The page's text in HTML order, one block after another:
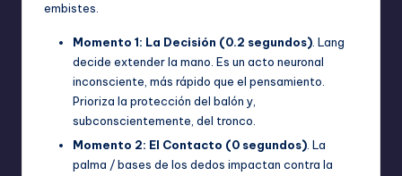
embistes.
Momento 1: La Decisión (0.2 segundos). Lang
decide extender la mano. Es un acto neuronal
inconsciente, más rápido que el pensamiento.
Prioriza la protección del balón y,
subconscientemente, del tronco.
Momento 2: El Contacto (0 segundos). La
palma / bases de los dedos impactan contra la